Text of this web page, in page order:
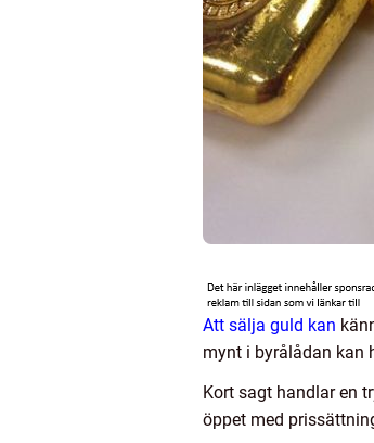
Att sälja guld kan
mynt i byrålådan kan
Kort sagt handlar en
öppet med